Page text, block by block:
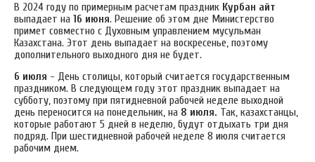
В 2024 году по примерным расчетам праздник Курбан айт
выпадает на 16 июня. Решение об этом дне Министерство
примет совместно с Духовным управлением мусульман
Казахстана. Этот день выпадает на воскресенье, поэтому
дополнительного выходного дня не будет.
6 июля - День столицы, который считается государственным
праздником. В следующем году этот праздник выпадает на
субботу, поэтому при пятидневной рабочей неделе выходной
день переносится на понедельник, на 8 июля. Так, казахстанцы,
которые работают 5 дней в неделю, будут отдыхать три дня
подряд. При шестидневной рабочей неделе 8 июля считается
рабочим днем.